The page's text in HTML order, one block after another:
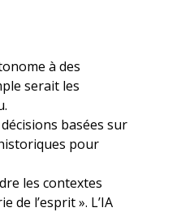
à des
serait les
basées sur
pour
les contextes
l’esprit ». L’IA